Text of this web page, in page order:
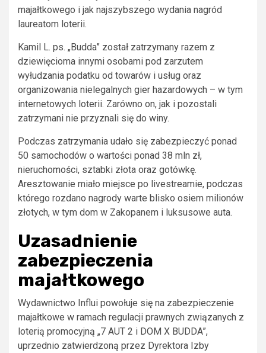
majałtkowego i jak najszybszego wydania nagród
laureatom loterii.
Kamil L. ps. „Budda” został zatrzymany razem z
dziewięcioma innymi osobami pod zarzutem
wyłudzania podatku od towarów i usług oraz
organizowania nielegalnych gier hazardowych – w tym
internetowych loterii. Zarówno on, jak i pozostali
zatrzymani nie przyznali się do winy.
Podczas zatrzymania udało się zabezpieczyć ponad
50 samochodów o wartości ponad 38 mln zł,
nieruchomości, sztabki złota oraz gotówkę.
Aresztowanie miało miejsce po livestreamie, podczas
którego rozdano nagrody warte blisko osiem milionów
złotych, w tym dom w Zakopanem i luksusowe auta.
Uzasadnienie
zabezpieczenia
majałtkowego
Wydawnictwo Influi powołuje się na zabezpieczenie
majałtkowe w ramach regulacji prawnych związanych z
loterią promocyjną „7 AUT 2 i DOM X BUDDA”,
uprzednio zatwierdzoną przez Dyrektora Izby